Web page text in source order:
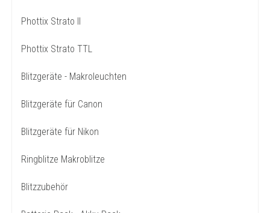
Phottix Strato II
Phottix Strato TTL
Blitzgeräte - Makroleuchten
Blitzgeräte für Canon
Blitzgeräte für Nikon
Ringblitze Makroblitze
Blitzzubehör